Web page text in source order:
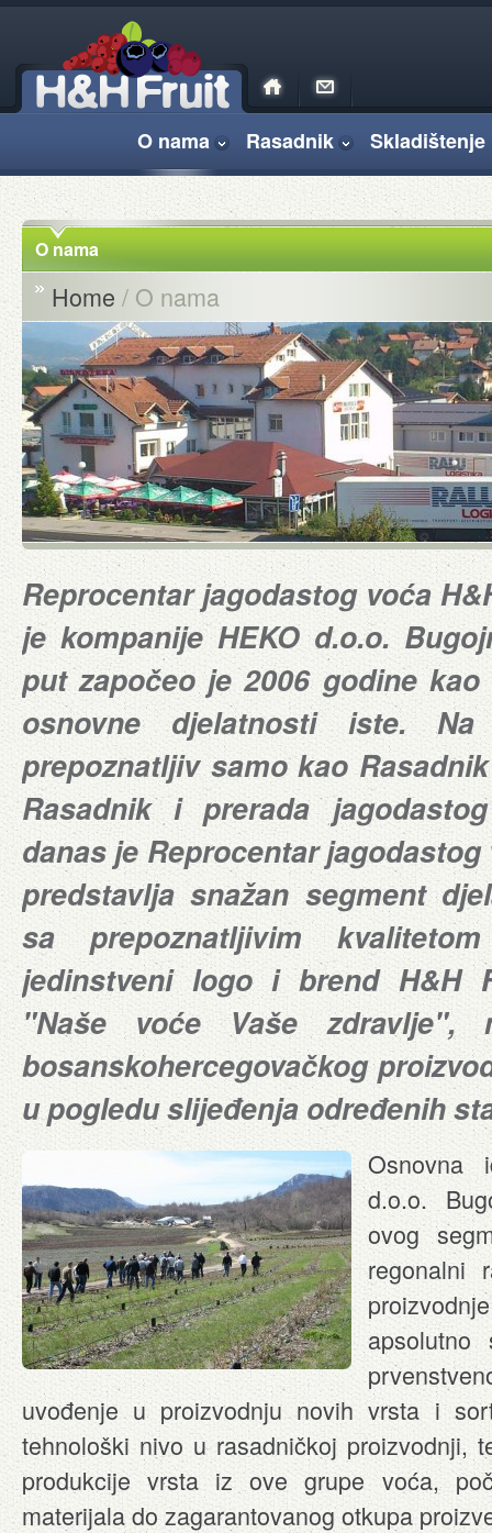
O nama Rasadnik Skladištenje
O nama
Home / O nama
Reprocentar jagodastog voća
je kompanije HEKO d.o.o.
put započeo je 2006 godine
osnovne djelatnosti iste.
prepoznatljiv samo kao
Rasadnik i prerada
danas je Reprocentar
predstavlja snažan segment
sa prepoznatljivim
jedinstveni logo i brend H&H
"Naše voće Vaše zdravlje",
bosanskohercegovačkog
u pogledu slijeđenja određenih
Osnovna
d.o.o.
ovog
regonalni
apsolutno
uvođenje u proizvodnju novih vrsta i
tehnološki nivo u rasadničkoj proizvodnji,
produkcije vrsta iz ove grupe voća,
materijala do zagarantovanog otkupa